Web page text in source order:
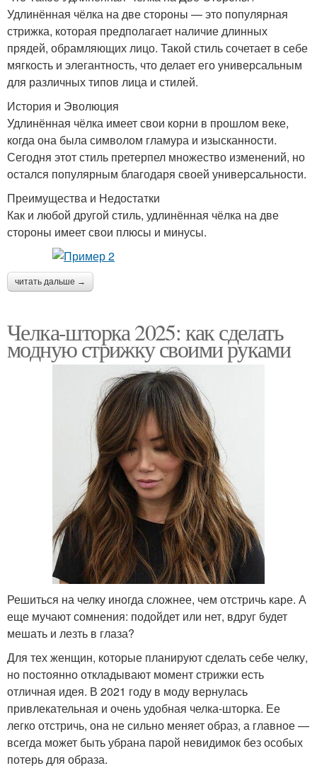
Удлинённая чёлка на две стороны — это популярная
стрижка, которая предполагает наличие длинных
прядей, обрамляющих лицо. Такой стиль сочетает в себе
мягкость и элегантность, что делает его универсальным
для различных типов лица и стилей.
История и Эволюция
Удлинённая чёлка имеет свои корни в прошлом веке,
когда она была символом гламура и изысканности.
Сегодня этот стиль претерпел множество изменений, но
остался популярным благодаря своей универсальности.
Преимущества и Недостатки
Как и любой другой стиль, удлинённая чёлка на две
стороны имеет свои плюсы и минусы.
читать дальше →
Челка-шторка 2025: как сделать
модную стрижку своими руками
Решиться на челку иногда сложнее, чем отстричь каре. А
еще мучают сомнения: подойдет или нет, вдруг будет
мешать и лезть в глаза?
Для тех женщин, которые планируют сделать себе челку,
но постоянно откладывают момент стрижки есть
отличная идея. В 2021 году в моду вернулась
привлекательная и очень удобная челка-шторка. Ее
легко отстричь, она не сильно меняет образ, а главное —
всегда может быть убрана парой невидимок без особых
потерь для образа.